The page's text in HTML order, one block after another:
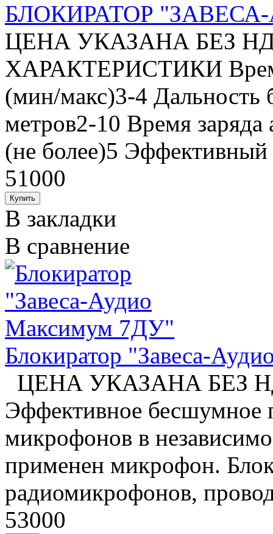
БЛОКИРАТОР
ЦЕНА УКАЗАНА БЕЗ
ХАРАКТЕРИСТИКИ
(мин/макс)3-4 Дальность
метров2-10 Время заряда
(не более)5 Эффективный
51000
В закладки
В сравнение
Блокиратор "Завеса-
ЦЕНА УКАЗАНА БЕЗ
Эффективное бесшумное
микрофонов в
применен микрофон.
радиомикрофонов,
53000